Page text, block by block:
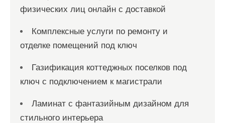
физических лиц онлайн с доставкой
Комплексные услуги по ремонту и
отделке помещений под ключ
Газификация коттеджных поселков под
ключ с подключением к магистрали
Ламинат с фантазийным дизайном для
стильного интерьера